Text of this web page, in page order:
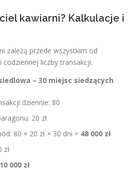
kawiarni? Kalkulacje i
zależą przede wszystkim od
liczby transakcji.
– 30 miejsc siedzących
dziennie: 80
20 zł
80 × 20 zł × 30 dni = 48 000 zł
zł
000 zł